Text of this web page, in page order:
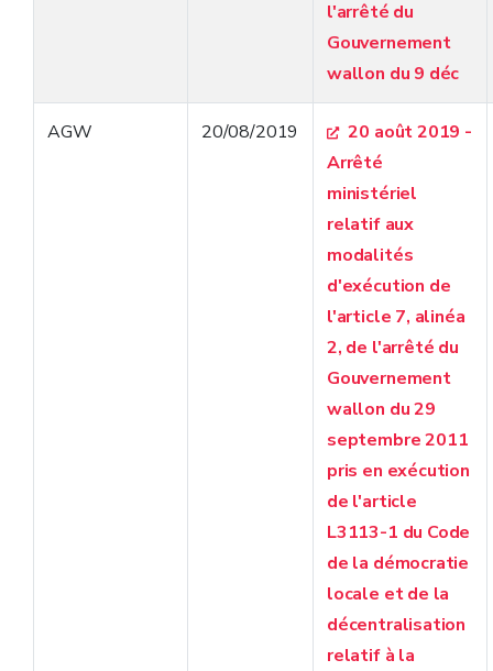
commissaires du Gouvernement, du Code de la
Démocratie locale et de la Décentralisation et
l'arrêté du
Gouvernement
wallon du 9 déc
AGW 20/08/2019
20 août 2019 -
Arrêté
ministériel
relatif aux
modalités
d'exécution de
l'article 7, alinéa
2, de l'arrêté du
Gouvernement
wallon du 29
septembre 2011
pris en exécution
de l'article
L3113-1 du Code
de la démocratie
locale et de la
décentralisation
relatif à la